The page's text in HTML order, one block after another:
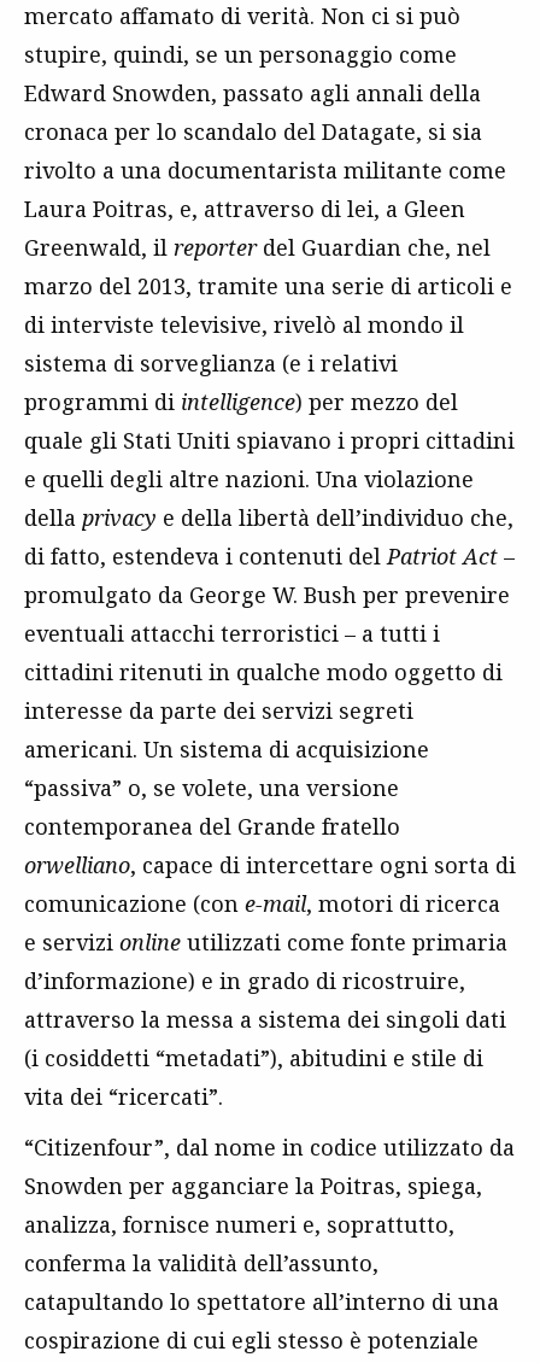
mercato affamato di verità. Non ci si può
stupire, quindi, se un personaggio come
Edward Snowden, passato agli annali della
cronaca per lo scandalo del Datagate, si sia
rivolto a una documentarista militante come
Laura Poitras, e, attraverso di lei, a Gleen
Greenwald, il reporter del Guardian che, nel
marzo del 2013, tramite una serie di articoli e
di interviste televisive, rivelò al mondo il
sistema di sorveglianza (e i relativi
programmi di intelligence) per mezzo del
quale gli Stati Uniti spiavano i propri cittadini
e quelli degli altre nazioni. Una violazione
della privacy e della libertà dell’individuo che,
di fatto, estendeva i contenuti delPatriot Act –
promulgato da George W. Bush per prevenire
eventuali attacchi terroristici – a tutti i
cittadini ritenuti in qualche modo oggetto di
interesse da parte dei servizi segreti
americani. Un sistema di acquisizione
“passiva” o, se volete, una versione
contemporanea del Grande fratello
orwelliano, capace di intercettare ogni sorta di
comunicazione (con e-mail, motori di ricerca
e servizi online utilizzati come fonte primaria
d’informazione) e in grado di ricostruire,
attraverso la messa a sistema dei singoli dati
(i cosiddetti “metadati”), abitudini e stile di
vita dei “ricercati”.
“Citizenfour”, dal nome in codice utilizzato da
Snowden per agganciare la Poitras, spiega,
analizza, fornisce numeri e, soprattutto,
conferma la validità dell’assunto,
catapultando lo spettatore all’interno di una
cospirazione di cui egli stesso è potenziale